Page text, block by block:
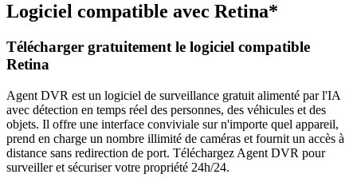
Logiciel compatible avec Retina*
Télécharger gratuitement le logiciel compatible
Retina
Agent DVR est un logiciel de surveillance gratuit alimenté par l'IA
avec détection en temps réel des personnes, des véhicules et des
objets. Il offre une interface conviviale sur n'importe quel appareil,
prend en charge un nombre illimité de caméras et fournit un accès à
distance sans redirection de port. Téléchargez Agent DVR pour
surveiller et sécuriser votre propriété 24h/24.